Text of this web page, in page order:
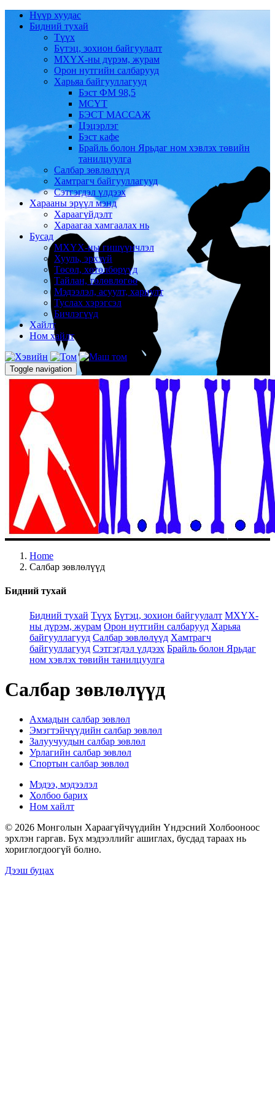
Нүүр хуудас
Бидний тухай
Түүх
Бүтэц, зохион байгуулалт
МХҮХ-ны дүрэм, журам
Орон нутгийн салбарууд
Харьяа байгууллагууд
Бэст ФМ 98,5
МСҮТ
БЭСТ МАССАЖ
Цэцэрлэг
Бэст кафе
Брайль болон Ярьдаг ном хэвлэх төвийн
танилцуулга
Салбар зөвлөлүүд
Хамтрагч байгууллагууд
Сэтгэгдэл үлдээх
Харааны эрүүл мэнд
Хараагүйдэлт
Хараагаа хамгаалах нь
Бусад
МХҮХ-ны гишүүнчлэл
Хууль, эрхзүй
Төсөл, хөтөлбөрүүд
Тайлан, төлөвлөгөө
Мэдээлэл, асуулт, хариулт
Туслах хэрэгсэл
Бичлэгүүд
Хайлт
Ном хайлт
Toggle navigation
Home
Салбар зөвлөлүүд
Бидний тухай
Бидний тухай Түүх Бүтэц, зохион байгуулалт МХҮХ-
ны дүрэм, журам Орон нутгийн салбарууд Харьяа
байгууллагууд Салбар зөвлөлүүд Хамтрагч
байгууллагууд Сэтгэгдэл үлдээх Брайль болон Ярьдаг
ном хэвлэх төвийн танилцуулга
Салбар зөвлөлүүд
Ахмадын салбар зөвлөл
Эмэгтэйчүүдийн салбар зөвлөл
Залуучуудын салбар зөвлөл
Урлагийн салбар зөвлөл
Спортын салбар зөвлөл
Мэдээ, мэдээлэл
Холбоо барих
Ном хайлт
© 2026 Монголын Хараагүйчүүдийн Үндэсний Холбооноос
эрхлэн гаргав. Бүх мэдээллийг ашиглах, бусдад тараах нь
хориглогдоогүй болно.
Дээш буцах